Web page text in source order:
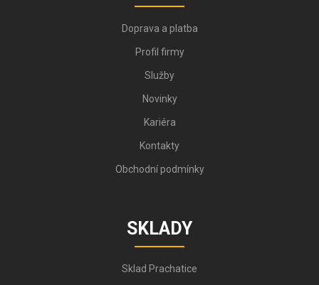
Doprava a platba
Profil firmy
Služby
Novinky
Kariéra
Kontakty
Obchodní podmínky
SKLADY
Sklad Prachatice